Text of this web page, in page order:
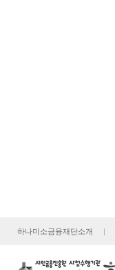
하나미소금융재단소개 |